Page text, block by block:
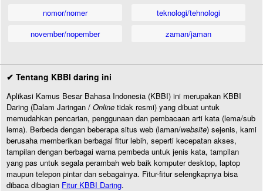
nomor/nomer
november/nopember
teknologi/tehnologi
zaman/jaman
✔ Tentang KBBI daring ini
Aplikasi Kamus Besar Bahasa Indonesia (KBBI) ini merupakan KBBI
Daring (Dalam Jaringan / Online tidak resmi) yang dibuat untuk
memudahkan pencarian, penggunaan dan pembacaan arti kata (lema/sub
lema). Berbeda dengan beberapa situs web (laman/website) sejenis, kami
berusaha memberikan berbagai fitur lebih, seperti kecepatan akses,
tampilan dengan berbagai warna pembeda untuk jenis kata, tampilan
yang pas untuk segala perambah web baik komputer desktop, laptop
maupun telepon pintar dan sebagainya. Fitur-fitur selengkapnya bisa
dibaca dibagian Fitur KBBI Daring.